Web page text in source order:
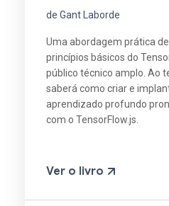
de Gant Laborde
Uma abordagem prática
princípios básicos do
público técnico amplo. Ao
saberá como criar e
aprendizado profundo
com o TensorFlow.js.
Ver o livro